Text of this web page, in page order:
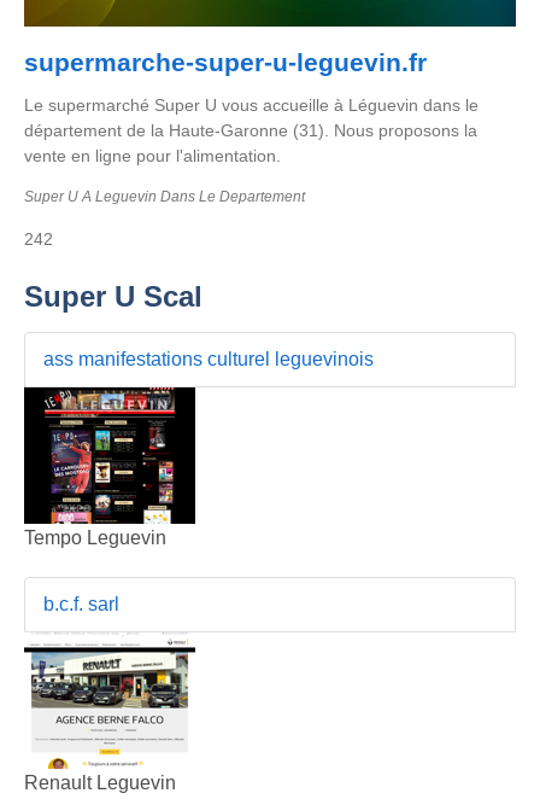
supermarche-super-u-leguevin.fr
Le supermarché Super U vous accueille à Léguevin dans le
département de la Haute-Garonne (31). Nous proposons la
vente en ligne pour l'alimentation.
Super U A Leguevin Dans Le Departement
242
Super U Scal
ass manifestations culturel leguevinois
Tempo Leguevin
b.c.f. sarl
Renault Leguevin